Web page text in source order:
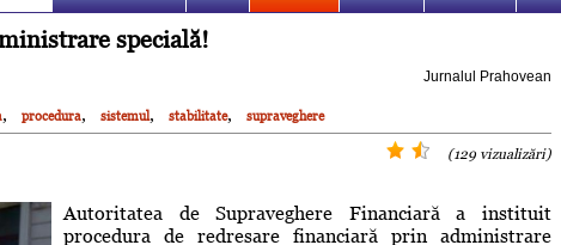
specială!
Jurnalul Prahovean
, procedura, sistemul, stabilitate, supraveghere
(129 vizualizări)
Autoritatea de Supraveghere Financiară a instituit
procedura de redresare financiară prin administrare